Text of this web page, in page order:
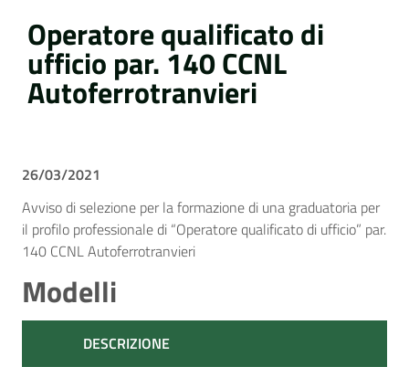
Operatore qualificato di
ufficio par. 140 CCNL
Autoferrotranvieri
26/03/2021
Avviso di selezione per la formazione di una graduatoria per
il profilo professionale di “Operatore qualificato di ufficio” par.
140 CCNL Autoferrotranvieri
Modelli
DESCRIZIONE